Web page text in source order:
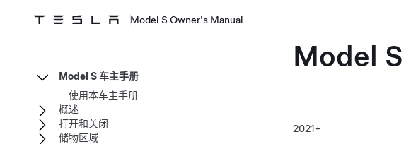
Model S Owner's Manual
Model S
2021+
Model S 车主手册
使用本车主手册
概述
打开和关闭
储物区域